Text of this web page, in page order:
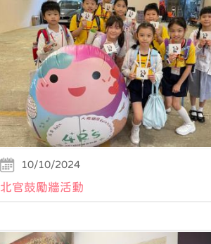
10/10/2024
北官鼓勵牆活動